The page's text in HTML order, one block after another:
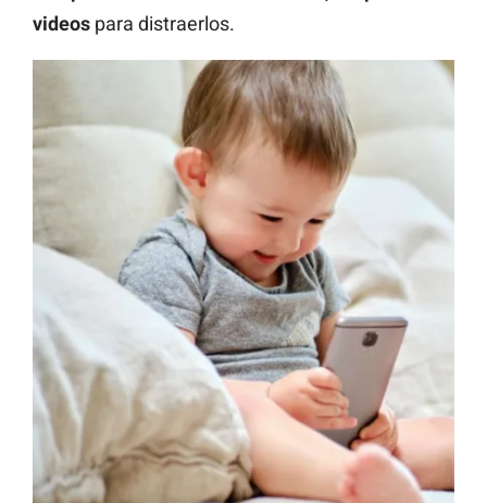
videos para distraerlos.